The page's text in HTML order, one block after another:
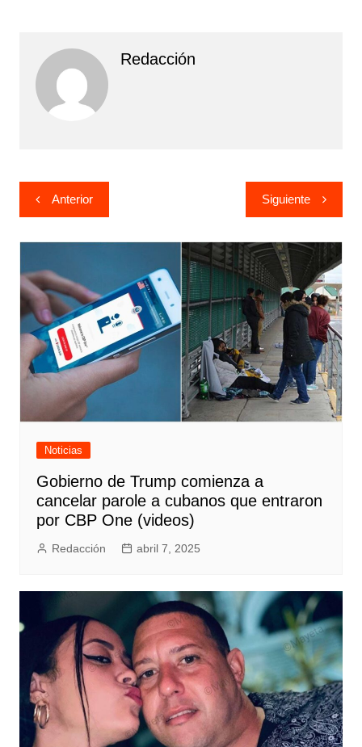
Redacción
Navegación
de
entradas
Anterior Siguiente
Noticias
Gobierno de Trump comienza a
cancelar parole a cubanos que entraron
por CBP One (videos)
Redacción abril 7, 2025